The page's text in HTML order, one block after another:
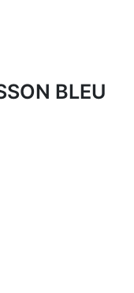
BLEU